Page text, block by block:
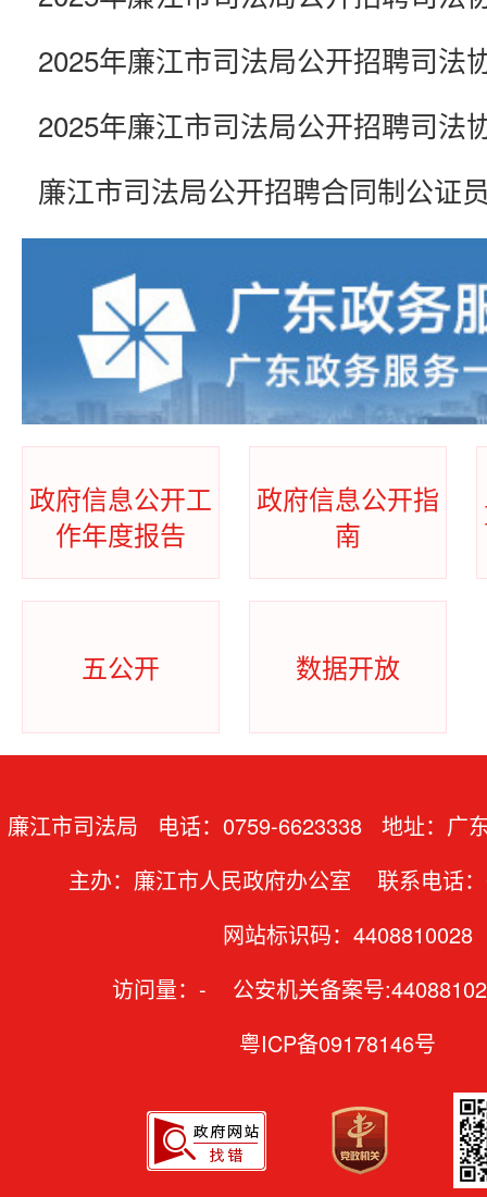
廉江市司法局公开招聘合同制公证
政府信息公开工
作年度报告
政府信息公开指
南
五公开 数据开放
廉江市司法局 电话：0759-6623338 地址：广
主办：廉江市人民政府办公室 联系电话
网站标识码：4408810028
访问量： - 公安机关备案号
粤ICP备09178146号